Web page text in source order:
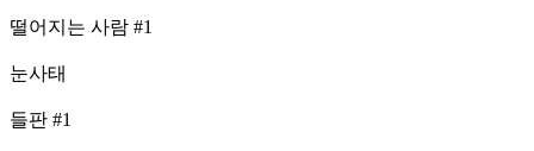
떨어지는 사람 #1
눈사태
들판 #1